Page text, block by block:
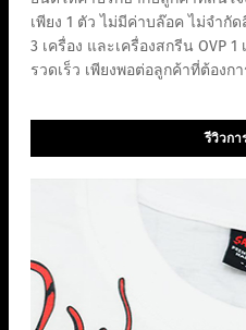
เพียง 1 ตัว ไม่มีค่าบล๊อค ไม่จำกั
3 เครื่อง และเครื่องสกรีน OVP
รวดเร็ว เพียงพอต่อลูกค้าที่ต้องก
รีวิวกา